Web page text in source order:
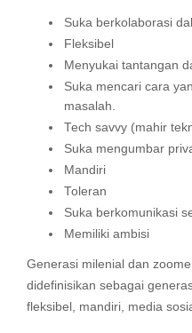
Suka berkolaborasi
Fleksibel
Menyukai tantangan
Suka mencari cara
masalah.
Tech savvy (mahir
Suka mengumbar
Mandiri
Toleran
Suka berkomunikasi
Memiliki ambisi
Generasi milenial dan
didefinisikan sebagai
fleksibel, mandiri, media